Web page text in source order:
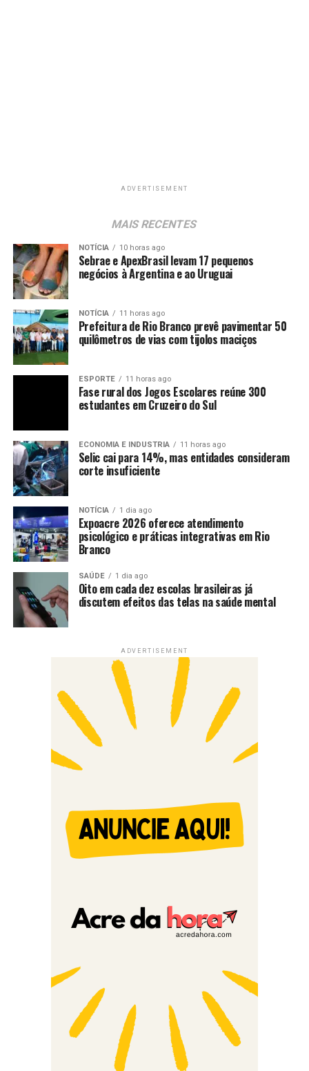
ADVERTISEMENT
MAIS RECENTES
NOTÍCIA 10 horas ago
Sebrae e ApexBrasil levam 17 pequenos
negócios à Argentina e ao Uruguai
NOTÍCIA 11 horas ago
Prefeitura de Rio Branco prevê pavimentar 50
quilômetros de vias com tijolos maciços
ESPORTE 11 horas ago
Fase rural dos Jogos Escolares reúne 300
estudantes em Cruzeiro do Sul
ECONOMIA E INDUSTRIA 11 horas ago
Selic cai para 14%, mas entidades consideram
corte insuficiente
NOTÍCIA 1 dia ago
Expoacre 2026 oferece atendimento
psicológico e práticas integrativas em Rio
Branco
SAÚDE 1 dia ago
Oito em cada dez escolas brasileiras já
discutem efeitos das telas na saúde mental
ADVERTISEMENT